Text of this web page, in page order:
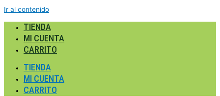
Ir al contenido
TIENDA
MI CUENTA
CARRITO
TIENDA
MI CUENTA
CARRITO